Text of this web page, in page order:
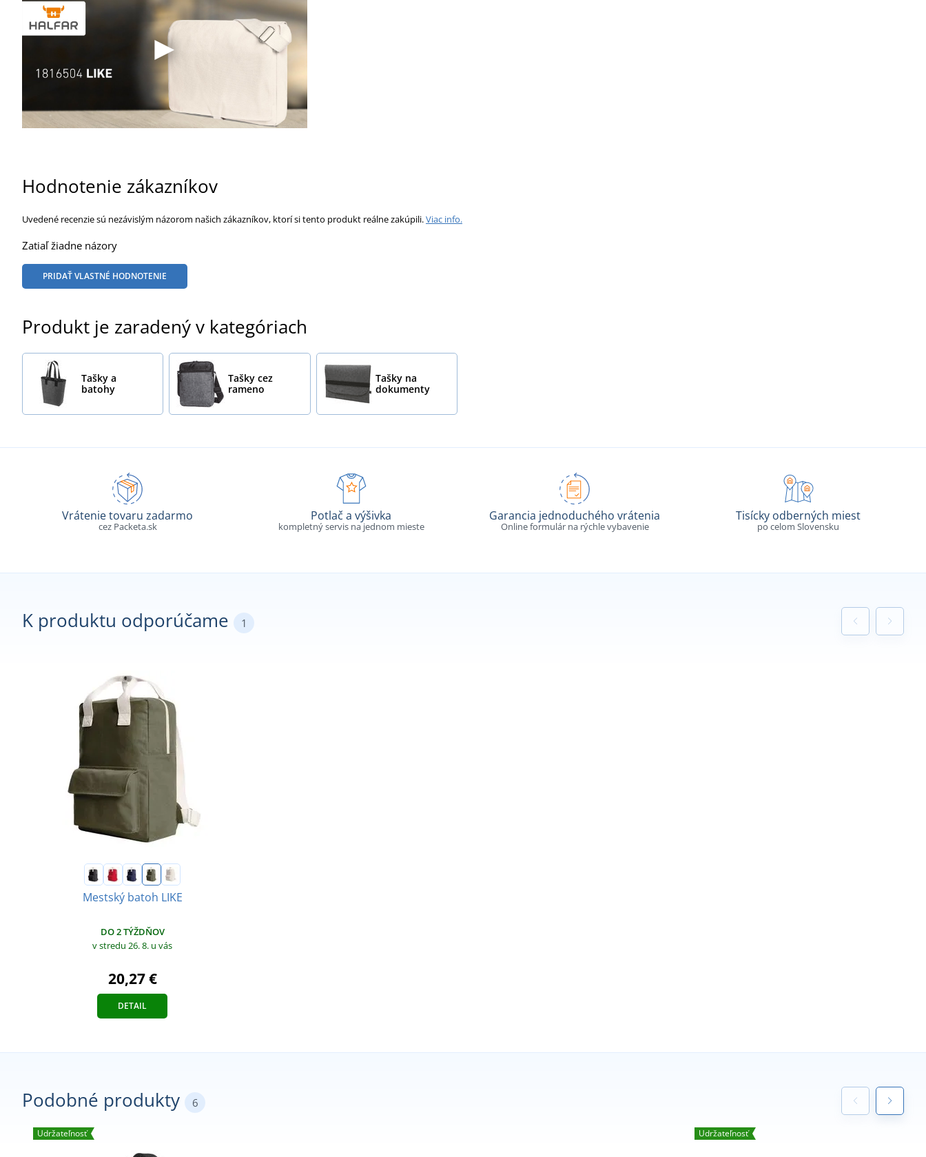
Hodnotenie zákazníkov
Uvedené recenzie sú nezávislým názorom našich zákazníkov, ktorí si tento produkt reálne zakúpili.Viac info.
Zatiaľ žiadne názory
PRIDAŤ VLASTNÉ HODNOTENIE
Produkt je zaradený v kategóriach
Tašky a
batohy
Tašky cez
rameno
Tašky na
dokumenty
Vrátenie tovaru zadarmo
cez Packeta.sk
Potlač a výšivka
kompletný servis na jednom mieste
Garancia jednoduchého vrátenia
Online formulár na rýchle vybavenie
Tisícky odberných miest
po celom Slovensku
K produktu odporúčame 1
Mestský batoh LIKE
DO 2 TÝŽDŇOV
v stredu 26. 8. u vás
20,27 €
DETAIL
Podobné produkty 6
Udržateľnosť Udržateľnosť